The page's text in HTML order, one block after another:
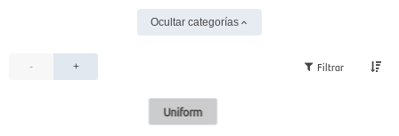
Ocultar categorías
- +
Uniform